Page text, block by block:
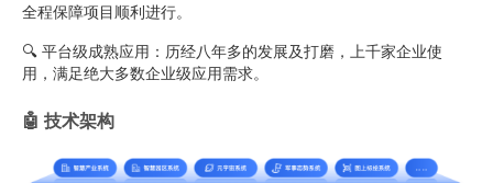
全程保障项目顺利进行。
🔍 平台级成熟应用：历经八年多的发展及打磨，上千家企业使
用，满足绝大多数企业级应用需求。
🤖 技术架构